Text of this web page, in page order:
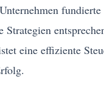
eine effiziente